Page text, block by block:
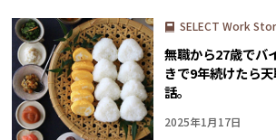
SELECT Work
無職から27歳でバ
きで9年続けたら
話。
2025年1月17日